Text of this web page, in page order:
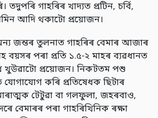
তদুপৰি গাহৰিৰ খাদ্যত প্ৰটিন, চৰ্বি,
আদি থকাটো প্ৰয়োজন।
অন্য জন্তৰ তুলনাত গাহৰিৰ বেমাৰ আজাৰ
বয়সৰ পৰা প্ৰতি ১.৫-২ মাহৰ ব্যৱধানত
খুউৱাটো প্ৰয়োজন। নিকটতম পশু
কৰি প্ৰতিষেধক ছিটাৰ
টেটুৱা বা গলফুলা, জহৰবাও,
বেমাৰৰ পৰা গাহৰিখিনিক ৰক্ষা